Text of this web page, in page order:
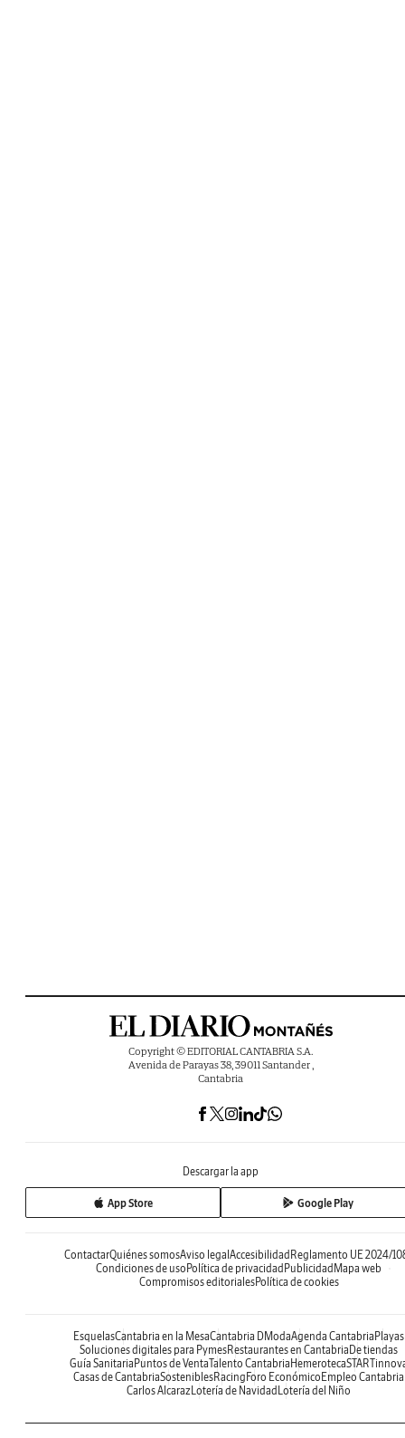
Copyright © EDITORIAL CANTABRIA S.A.
Avenida de Parayas 38, 39011 Santander ,
Cantabria
Descargar la app
App Store Google Play
ContactarQuiénes somosAviso legal Accesibilidad Reglamento UE 2024/
Condiciones de uso Política de privacidad Publicidad Mapa web
Compromisos editorialesPolítica de cookies
EsquelasCantabria en la MesaCantabria DModaAgenda Cantabria Playas
Soluciones digitales para PymesRestaurantes en Cantabria De tiendas
Guía Sanitaria Puntos de VentaTalento Cantabria Hemeroteca
Casas de CantabriaSosteniblesRacing Foro Económico Empleo Cantabria
Carlos AlcarazLotería de Navidad Lotería del Niño